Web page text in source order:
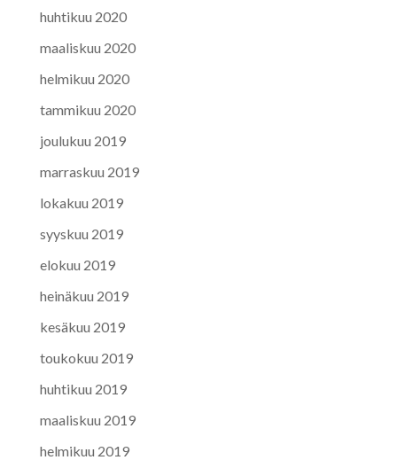
huhtikuu 2020
maaliskuu 2020
helmikuu 2020
tammikuu 2020
joulukuu 2019
marraskuu 2019
lokakuu 2019
syyskuu 2019
elokuu 2019
heinäkuu 2019
kesäkuu 2019
toukokuu 2019
huhtikuu 2019
maaliskuu 2019
helmikuu 2019